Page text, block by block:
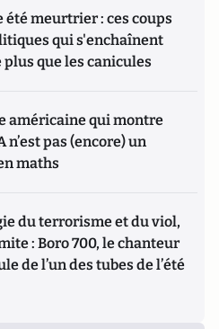
été meurtrier : ces coups
qui s'enchaînent
plus que les canicules
américaine qui montre
n’est pas (encore) un
maths
du terrorisme et du viol,
: Boro 700, le chanteur
de l’un des tubes de l’été